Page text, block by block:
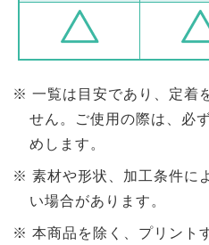
一覧は目安であり、定着
せん。ご使用の際は、必
めします。
素材や形状、加工条件に
い場合があります。
本商品を除く、プリント